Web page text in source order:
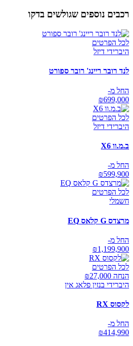
רכבים נוספים שגולשים בדקו
לכל הפרטים
היברידי דיזל
לנד רובר ריינג' רובר ספורט
החל מ-
₪699,000
לכל הפרטים
היברידי דיזל
ב.מ.וו X6
החל מ-
₪599,900
לכל הפרטים
חשמלי
מרצדס G קלאס EQ
החל מ-
₪1,199,900
לכל הפרטים
הנחה ₪ 27,000
היברידי בנזין פלאג אין
לקסוס RX
החל מ-
₪414,990